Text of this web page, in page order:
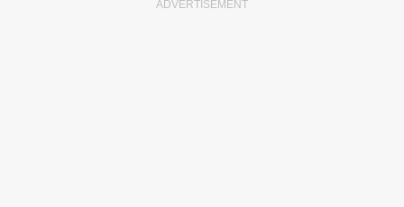
ADVERTISEMENT